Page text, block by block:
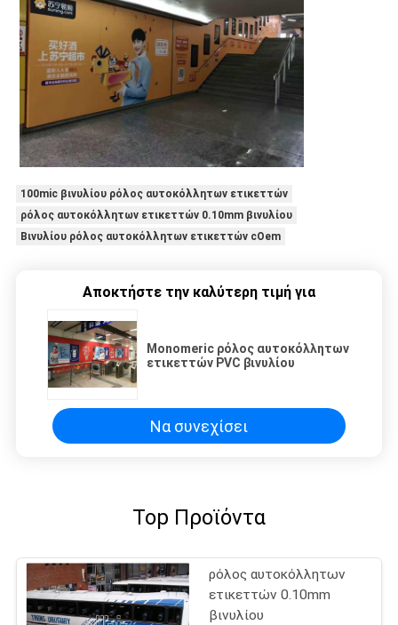
100mic βινυλίου ρόλος αυτοκόλλητων ετικεττών
ρόλος αυτοκόλλητων ετικεττών 0.10mm βινυλίου
Βινυλίου ρόλος αυτοκόλλητων ετικεττών cOem
Αποκτήστε την καλύτερη τιμή για
Monomeric ρόλος αυτοκόλλητων
ετικεττών PVC βινυλίου
Να συνεχίσει
Top Προϊόντα
ρόλος αυτοκόλλητων
ετικεττών 0.10mm
βινυλίου